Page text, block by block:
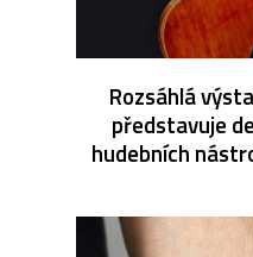
Rozsáhlá
představuje
hudebních